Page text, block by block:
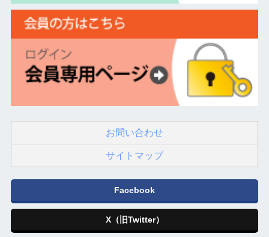
お問い合わせ
サイトマップ
Facebook
X（旧Twitter）